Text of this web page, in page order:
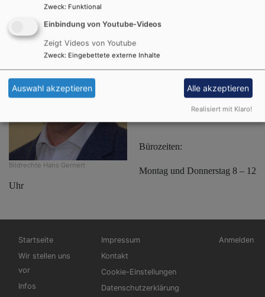
Bildrechte Hans Gernert
Hans Gernert
Irmgard Haubenreich
Bürozeiten:
Montag und Donnerstag 8 – 12
Uhr
Hauptnavigation
Startseite
Wir stellen uns
vor
Infos
Fußbereichsmenü
Impressum
Kontakt
Cookie-Einstellungen
Datenschutzerklärung
Anmelden
Zweck: Funktional
Einbindung von Youtube-Videos
Zeigt Videos von Youtube
Zweck: Eingebettete externe Inhalte
Auswahl akzeptieren Alle akzeptieren
Realisiert mit Klaro!